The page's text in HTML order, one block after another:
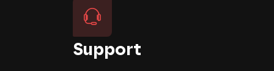
Support